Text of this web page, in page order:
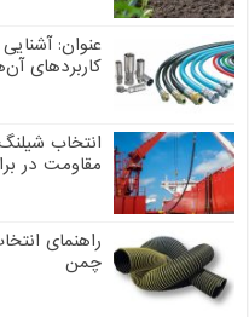
کاربردهای
انتخاب
مقاومت در
راهنمای
چمن